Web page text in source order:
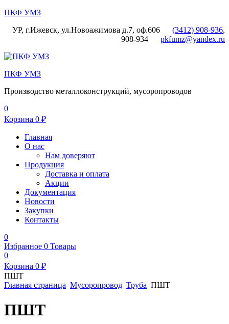
ПКФ УМЗ
УР, г.Ижевск, ул.Новоажимова д.7, оф.606
(3412) 908-936,
908-934
pkfumz@yandex.ru
Меню
ПКФ УМЗ
Производство металлоконструкций, мусоропроводов
0
Корзина 0 ₽
Главная
О нас
Нам доверяют
Продукция
Доставка и оплата
Акции
Документация
Новости
Закупки
Контакты
0
Избранное 0 Товары
0
Корзина 0 ₽
ПШТ
Главная страница Мусоропровод Труба ПШТ
ПШТ